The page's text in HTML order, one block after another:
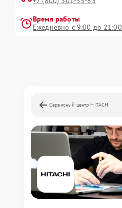
Время работы
Ежедневно с 9:00 до 21:00
Сервисный центр HITACHI